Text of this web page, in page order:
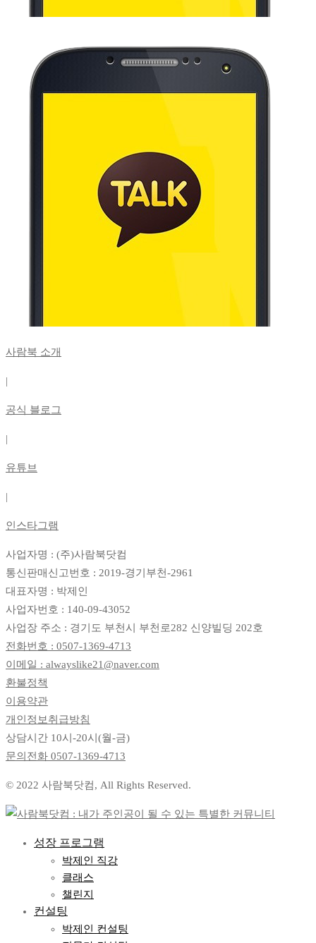
사람북 소개
|
공식 블로그
|
유튜브
|
인스타그램
사업자명 : (주)사람북닷컴
통신판매신고번호 : 2019-경기부천-2961
대표자명 : 박제인
사업자번호 : 140-09-43052
사업장 주소 : 경기도 부천시 부천로282 신양빌딩 202호
전화번호 : 0507-1369-4713
이메일 : alwayslike21@naver.com
환불정책
이용약관
개인정보취급방침
상담시간 10시-20시(월-금)
문의전화 0507-1369-4713
© 2022 사람북닷컴, All Rights Reserved.
성장 프로그램
박제인 직강
클래스
챌린지
컨설팅
박제인 컨설팅